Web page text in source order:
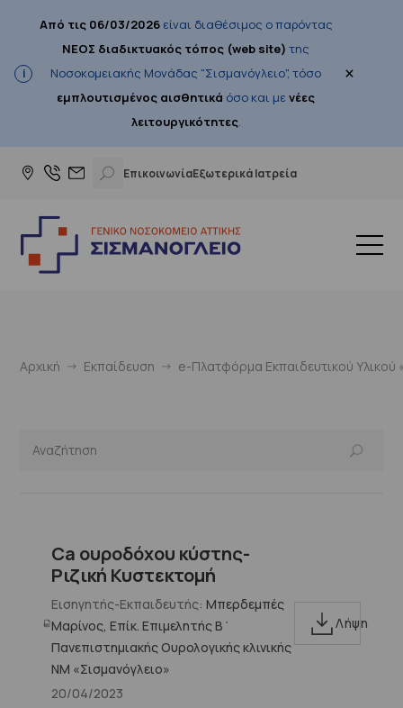
Από τις 06/03/2026είναι διαθέσιμος ο παρόντας
ΝΕΟΣ διαδικτυακός τόπος (web site) της
Νοσοκομειακής Μονάδας "Σισμανόγλειο", τόσο
εμπλουτισμένος αισθητικά όσο και μενέες
λειτουργικότητες.
×
ΕπικοινωνίαΕξωτερικά Ιατρεία
Αρχική Εκπαίδευση e-Πλατφόρμα Εκπαιδευτικού Υλικού
Ca ουροδόχου κύστης-
Ριζική Κυστεκτομή
Εισηγητής-Εκπαιδευτής: Μπερδεμπές
Μαρίνος, Επίκ. Επιμελητής Β΄
Πανεπιστημιακής Ουρολογικής κλινικής
ΝΜ «Σισμανόγλειο»
20/04/2023
Λήψη